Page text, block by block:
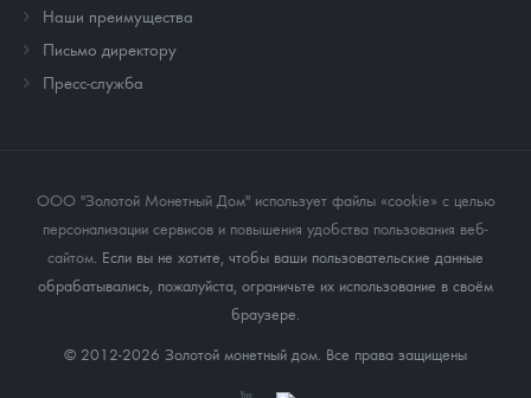
Наши преимущества
Письмо директору
Пресс-служба
ООО "Золотой Монетный Дом" использует файлы «cookie» с целью
персонализации сервисов и повышения удобства пользования веб-
сайтом . Если вы не хотите, чтобы ваши пользовательские данные
обрабатывались, пожалуйста, ограничьте их использование в своём
браузере.
© 2012-2026 Золотой монетный дом. Все права защищены